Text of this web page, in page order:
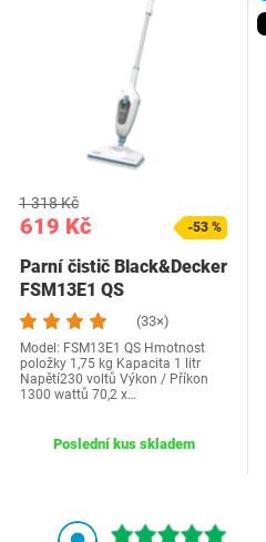
619 Kč
1 318 Kč
-53 %
Parní čistič Black&Decker
FSM13E1 QS
(33×)
Model: FSM13E1 QS Hmotnost
položky 1,75 kg Kapacita 1 litr
Napětí230 voltů Výkon / Příkon
1300 wattů 70,2 x…
Poslední kus skladem